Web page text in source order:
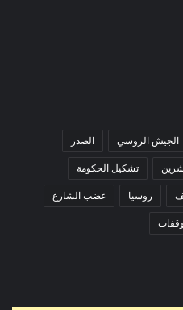
الجيش الروسي الصدر
تشكيل الحكومة
روسيا غضب الشارع
وقفات